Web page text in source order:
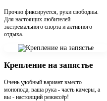
Прочно фиксируется, руки свободны.
Для настоящих любителей
экстремального спорта и активного
отдыха.
Крепление на запястье
Очень удобный вариант вместо
монопода, ваша рука - часть камеры, а
вы - настоящий режиссёр!